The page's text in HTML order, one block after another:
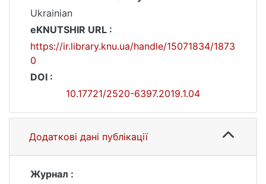
Ukrainian
eKNUTSHIR URL :
https://ir.library.knu.ua/handle/15071834/1873
0
DOI :
10.17721/2520-6397.2019.1.04
Додаткові дані публікації
Журнал :